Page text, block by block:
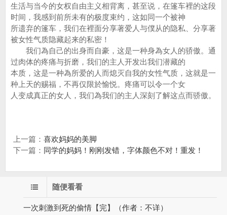
生活与当今的女权自由主义相背离，甚至说，在篷车裡的这段
时间，我感到前所未有的极度束约，这如同一个被神
所遗弃的篷车，我们在裡面分享著爱人与僕从的隐私、分享著
被女性气质隐藏起来的私密！
我们為自己的出身而自豪，这是一种身為女人的骄傲。通
过肉体的疼痛与折磨，我们的主人开发出我们潜藏的
本质，这是一种為所爱的人而熄灭自我的女性气质，这就是一
种上天的赐福，不再仅限於愉悦。疼痛可以令一个女
人变成真正的女人，我们為我们的主人深刻了解这点而骄傲。
上一篇： 喜欢妈妈的美脚
下一篇： 同学的妈妈！刚刚发错，字体颜色不对！重发！
随便看看
一次刺激到死的偷情【完】（作者：不详）